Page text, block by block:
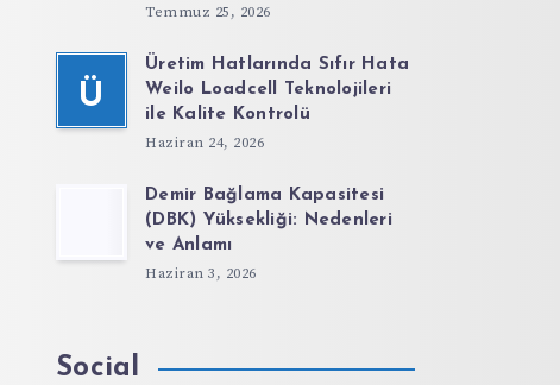
Temmuz 25, 2026
Ü
Üretim Hatlarında Sıfır Hata
Weilo Loadcell Teknolojileri
ile Kalite Kontrolü
Haziran 24, 2026
Demir Bağlama Kapasitesi
(DBK) Yüksekliği: Nedenleri
ve Anlamı
Haziran 3, 2026
Social